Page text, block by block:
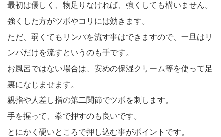
最初は優しく、物足りなければ、強くしても構いません。
強くした方がツボやコリには効きます。
ただ、弱くてもリンパを流す事はできますので、一旦はリ
ンパだけを流すというのも手です。
お風呂ではない場合は、安めの保湿クリーム等を使って足
裏になじませます。
親指や人差し指の第二関節でツボを刺します。
手を握って、拳で押すのも良いです。
とにかく硬いところで押し込む事がポイントです。